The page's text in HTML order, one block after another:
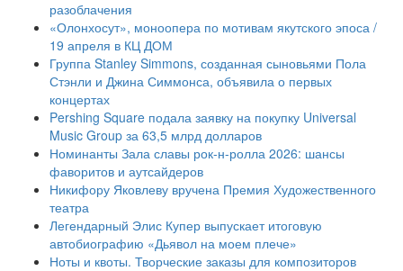
разоблачения
«Олонхосут», моноопера по мотивам якутского эпоса /
19 апреля в КЦ ДОМ
Группа Stanley Simmons, созданная сыновьями Пола
Стэнли и Джина Симмонса, объявила о первых
концертах
Pershing Square подала заявку на покупку Universal
Music Group за 63,5 млрд долларов
Номинанты Зала славы рок-н-ролла 2026: шансы
фаворитов и аутсайдеров
Никифору Яковлеву вручена Премия Художественного
театра
Легендарный Элис Купер выпускает итоговую
автобиографию «Дьявол на моем плече»
Ноты и квоты. Творческие заказы для композиторов